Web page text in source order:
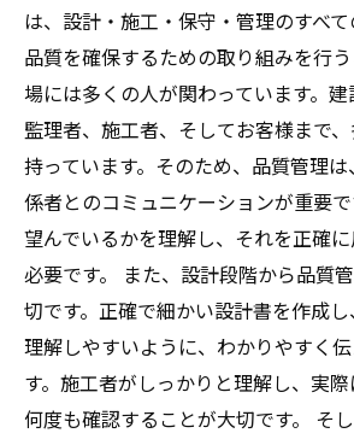
は、設計・施工・保守・管理のすべて
品質を確保するための取り組みを行
場には多くの人が関わっています。建
監理者、施工者、そしてお客様まで
持っています。そのため、品質管理
係者とのコミュニケーションが重要
望んでいるかを理解し、それを正確
必要です。 また、設計段階から品質
切です。正確で細かい設計書を作成
理解しやすいように、わかりやすく
す。施工者がしっかりと理解し、実
何度も確認することが大切です。 そ